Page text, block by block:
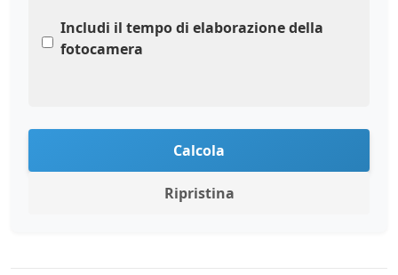
Includi il tempo di elaborazione della
fotocamera
Calcola
Ripristina